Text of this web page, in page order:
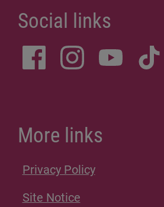
Social links
More links
Privacy Policy
Site Notice